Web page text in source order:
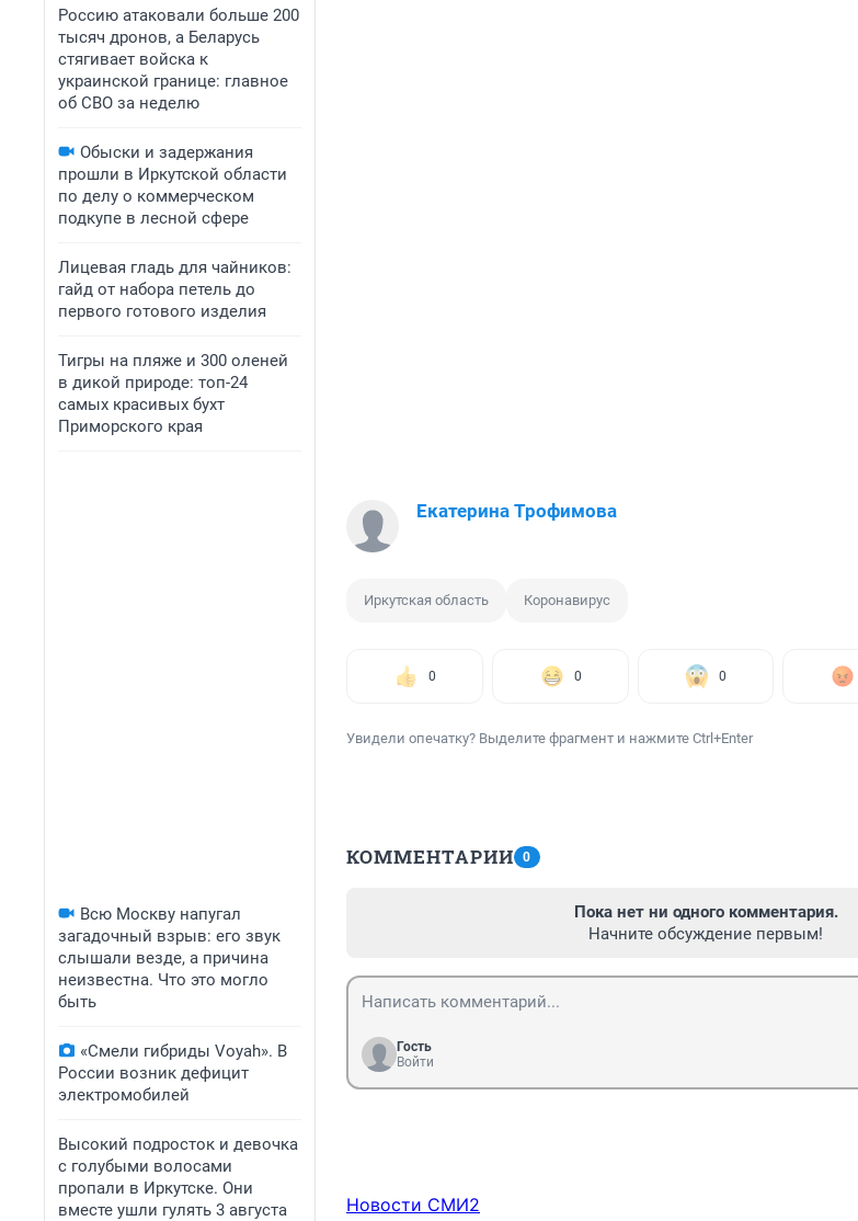
Россию атаковали больше 200
тысяч дронов, а Беларусь
стягивает войска к
украинской границе: главное
об СВО за неделю
Обыски и задержания
прошли в Иркутской области
по делу о коммерческом
подкупе в лесной сфере
Лицевая гладь для чайников:
гайд от набора петель до
первого готового изделия
Тигры на пляже и 300 оленей
в дикой природе: топ-24
самых красивых бухт
Приморского края
Всю Москву напугал
загадочный взрыв: его звук
слышали везде, а причина
неизвестна. Что это могло
быть
«Смели гибриды Voyah». В
России возник дефицит
электромобилей
Высокий подросток и девочка
с голубыми волосами
пропали в Иркутске. Они
вместе ушли гулять 3 августа
Екатерина Трофимова
Иркутская область Коронавирус
0 0 0
Увидели опечатку? Выделите фрагмент и нажмите Ctrl+Enter
КОММЕНТАРИИ 0
Пока нет ни одного комментария.
Начните обсуждение первым!
Гость
Войти
Новости СМИ2